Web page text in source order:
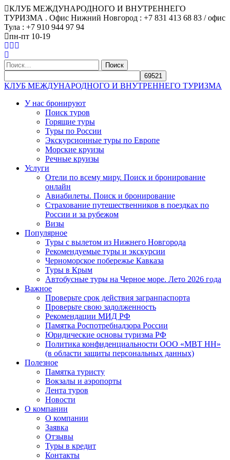
КЛУБ МЕЖДУНАРОДНОГО И ВНУТРЕННЕГО
ТУРИЗМА . Офис Нижний Новгород : +7 831 413 68 83 / офис
Тула : +7 910 944 97 94
пн-пт 10-19
Найти:
КЛУБ МЕЖДУНАРОДНОГО И ВНУТРЕННЕГО ТУРИЗМА
У нас бронируют
Поиск туров
Горящие туры
Туры по России
Экскурсионные туры по Европе
Морские круизы
Речные круизы
Услуги
Отели по всему миру. Поиск и бронирование
онлайн
Авиабилеты. Поиск и бронирование
Страхование путешественников в поездках по
России и за рубежом
Визы
Популярное
Туры с вылетом из Нижнего Новгорода
Рекомендуемые туры и экскурсии
Черноморское побережье Кавказа
Туры в Крым
Автобусные туры на Черное море. Лето 2026 года
Важное
Проверьте срок действия загранпаспорта
Проверьте свою задолженность
Рекомендации МИД РФ
Памятка Роспотребнадзора России
Юридические основы туризма РФ
Политика конфиденциальности ООО «МВТ НН»
(в области защиты персональных данных)
Полезное
Памятка туристу
Вокзалы и аэропорты
Лента туров
Новости
О компании
О компании
Заявка
Отзывы
Туры в кредит
Контакты